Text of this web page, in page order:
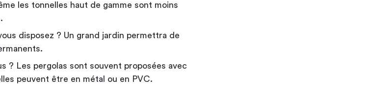
les tonnelles haut de gamme sont moins
disposez ? Un grand jardin permettra de
? Les pergolas sont souvent proposées avec
peuvent être en métal ou en PVC.